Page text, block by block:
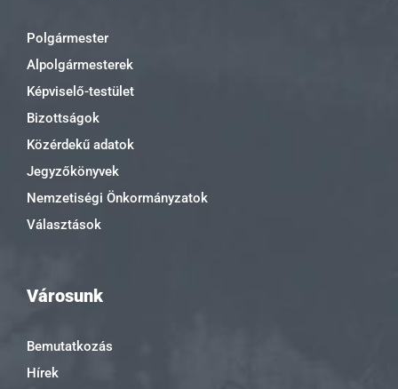
Polgármester
Alpolgármesterek
Képviselő-testület
Bizottságok
Közérdekű adatok
Jegyzőkönyvek
Nemzetiségi Önkormányzatok
Választások
Városunk
Bemutatkozás
Hírek